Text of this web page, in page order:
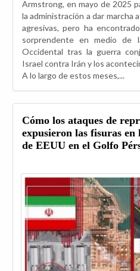
Armstrong, en mayo de 2025
la administración a dar marcha
agresivas, pero ha
sorprendente en medio de
Occidental tras la guerra
Israel contra Irán y los
A lo largo de estos meses,...
Cómo los ataques de
expusieron las fisuras
de EEUU en el Golfo